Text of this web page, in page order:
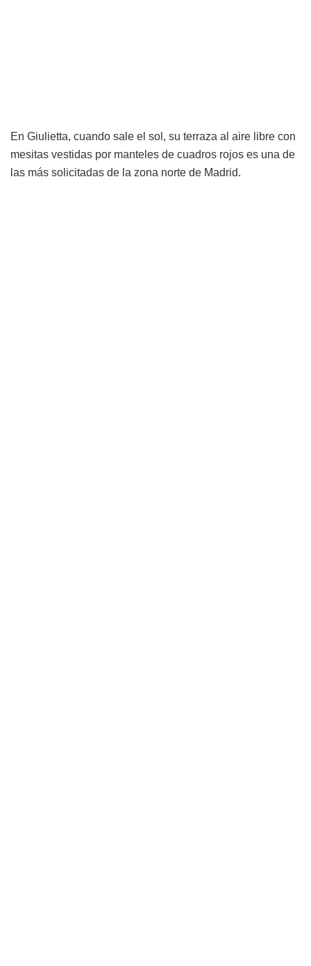
En Giulietta, cuando sale el sol, su terraza al aire libre con
mesitas vestidas por manteles de cuadros rojos es una de
las más solicitadas de la zona norte de Madrid.